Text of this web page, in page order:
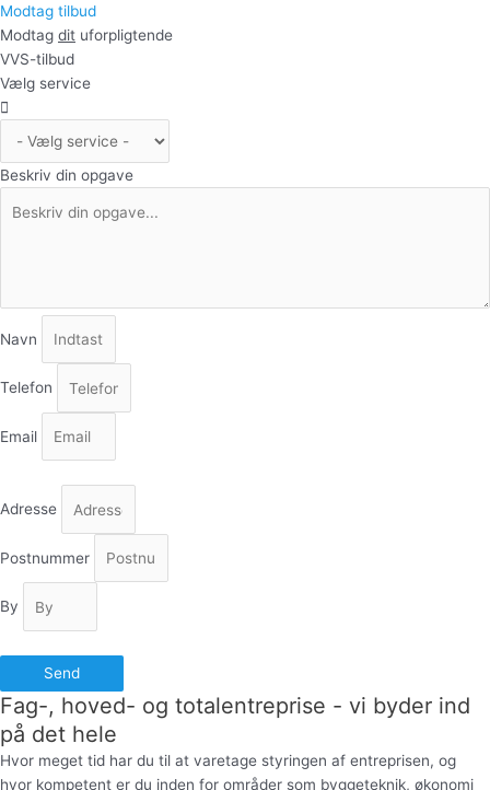
Modtag tilbud
Modtag dit uforpligtende
VVS-tilbud
Vælg service
Beskriv din opgave
Navn
Telefon
Email
Adresse
Postnummer
By
Send
Fag-, hoved- og totalentreprise - vi byder ind
på det hele
Hvor meget tid har du til at varetage styringen af entreprisen, og
hvor kompetent er du inden for områder som byggeteknik, økonomi